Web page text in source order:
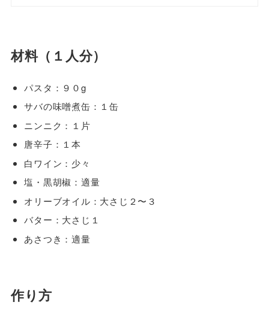
材料（１人分）
パスタ：９０g
サバの味噌煮缶：１缶
ニンニク：１片
唐辛子：１本
白ワイン：少々
塩・黒胡椒：適量
オリーブオイル：大さじ２〜３
バター：大さじ１
あさつき：適量
作り方